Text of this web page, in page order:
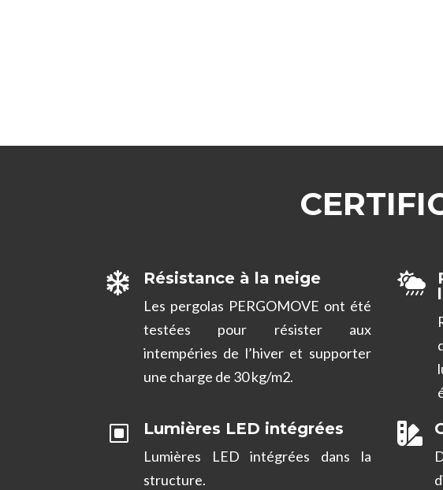
 Résistance à la neige
Les pergolas PERGOMOVE ont été
testées pour résister aux
intempéries de l’hiver et supporter
une charge de 30 kg/m2.
W Lumières LED intégrées
Lumières LED intégrées dans la
structure.

